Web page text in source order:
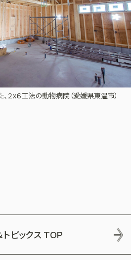
２x６工法の動物病院（愛媛県東温市）
ピックス TOP